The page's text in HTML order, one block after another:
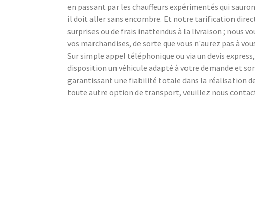
en passant par les chauffeurs expérimentés qui
il doit aller sans encombre. Et notre tarification
surprises ou de frais inattendus à la livraison ; nous
vos marchandises, de sorte que vous n'aurez pas à
Sur simple appel téléphonique ou via un devis
disposition un véhicule adapté à votre demande et
garantissant une fiabilité totale dans la réalisation
toute autre option de transport, veuillez nous